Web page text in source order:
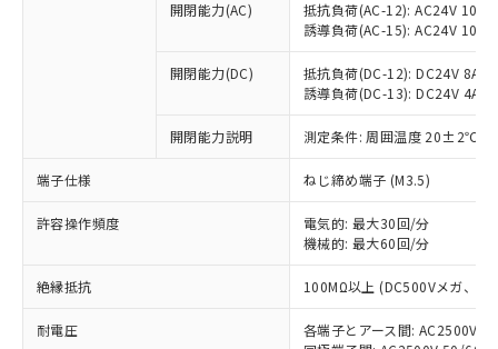
開閉能力(AC)
抵抗負荷(AC-12): AC24V 10A/
誘導負荷(AC-15): AC24V
開閉能力(DC)
抵抗負荷(DC-12): DC24V 8A/
誘導負荷(DC-13): DC24V 4A/
開閉能力説明 測定条件: 周囲温度 20±2℃、
端子仕様 ねじ締め端子 (M3.5)
許容操作頻度
電気的: 最大30回/分
機械的: 最大60回/分
絶縁抵抗 100MΩ以上 (DC500Vメガ、点
耐電圧
各端子とアース間: AC2500V
以下の条件をお読みいただき、同意のうえ
本サービスは、当社制御機器事業取扱
商品の当社在庫状況および標準価格
(税抜)を提供させていただくもので
当社制御機器事業取扱商品の中には、
本サービスの対象外となる商品もある
ことをご了承ください。
在庫状況および標準価格照会結果は、
記載している更新日時点での社内デー
タに基づき作成されるものであり、閲
準価格とは異なる場合があることをご
非含有に非対応の商品で、対応品を出す予
調査・確認中：EU RoHS指令（10物質）の
非含有の対応状況を調査中または確認中の
非該当品：ライセンス料など無形物で、有
害物質有無と関係のない商品です。
仕入先様の事情により、非含有部品として
いたものが、含有品と判明した場合などや
むを得ず変更することがあります。
*EU RoHS指令（10物質）：
鉛(Pb) 1000ppm以下、 水銀(Hg) 1000ppm以下、 カド
六価クロム(Cr(Ⅵ)) 1000ppm以下、ポリ臭化ビフェニル
「○」：最大均質材料含有率が中国RoHSの
基準値以下であることを示します。
「×」：最大均質材料含有率が中国RoHSの
基準値を超えていることを示します。
「－」：未確認です。当社販売部門へお問
当社は、これら貴社製品のうち、外国
為替および外国貿易法に定める商品
（以下｢規制貨物等」という）を輸出
または国外への提供する場合は、日本
国政府の輸出許可(または役務取引許
可)を取得するなどの必要な手続きを